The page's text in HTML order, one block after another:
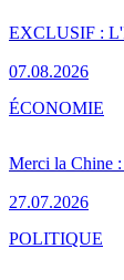
EXCLUSIF :
07.08.2026
Merci la Chine :
27.07.2026
ÉCONOMIE
POLITIQUE